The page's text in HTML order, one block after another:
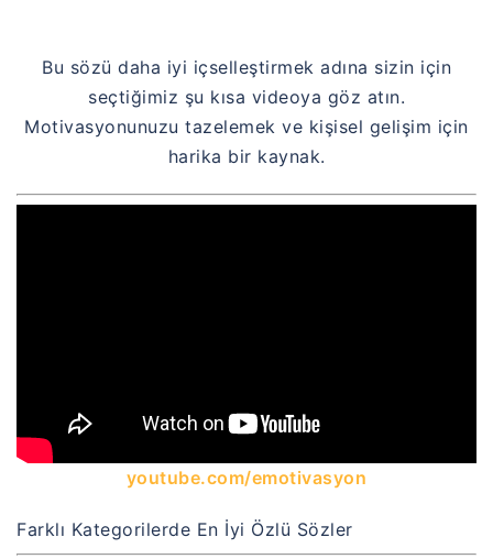
Bu sözü daha iyi içselleştirmek adına sizin için
seçtiğimiz şu kısa videoya göz atın.
Motivasyonunuzu tazelemek ve kişisel gelişim için
harika bir kaynak.
youtube.com/emotivasyon
Farklı Kategorilerde En İyi Özlü Sözler